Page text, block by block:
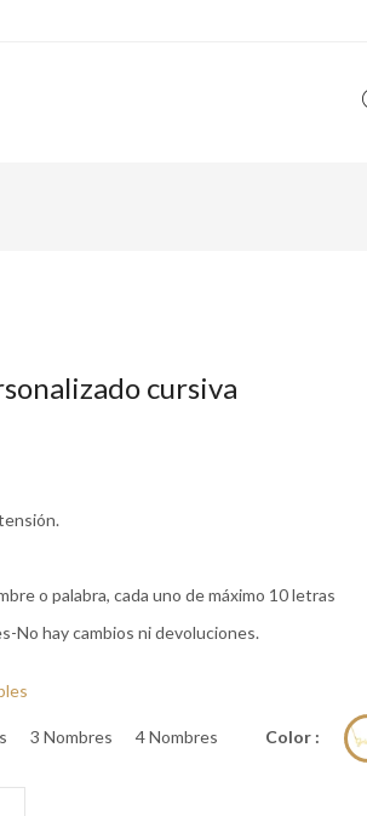
cursiva
o palabra, cada uno de máximo 10 letras
No hay cambios ni devoluciones.
3 Nombres 4 Nombres Color :